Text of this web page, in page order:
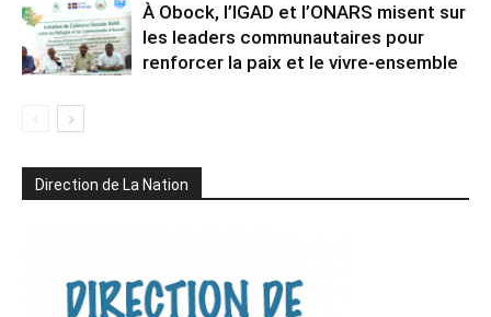
À Obock, l’IGAD et l’ONARS misent sur
les leaders communautaires pour
renforcer la paix et le vivre-ensemble
Direction de La Nation